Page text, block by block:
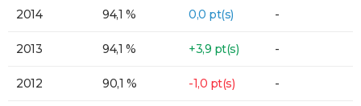
2014 94,1 % 0,0 pt(s) -
2013 94,1 % +3,9 pt(s) -
2012 90,1 % -1,0 pt(s) -